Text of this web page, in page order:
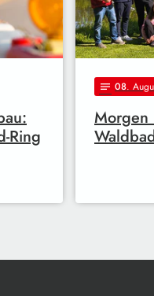
Ring
notes 08.
Morgen